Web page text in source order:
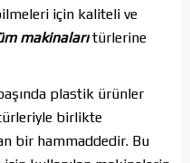
için kaliteli ve
makinalarıtürlerine
plastik ürünler
birlikte
bir hammaddedir. Bu